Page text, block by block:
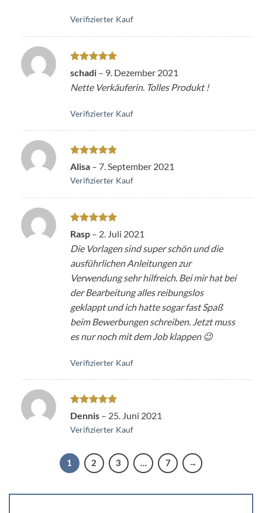
Verifizierter Kauf
Bewertet
mit5von
5
schadi – 9. Dezember 2021
Nette Verkäuferin. Tolles Produkt !
Verifizierter Kauf
Bewertet
mit5
von
5
Alisa – 7. September 2021
Verifizierter Kauf
Bewertet
mit5
von
5
Rasp – 2. Juli 2021
Die Vorlagen sind super schön und die
ausführlichen Anleitungen zur
Verwendung sehr hilfreich. Bei mir hat bei
der Bearbeitung alles reibungslos
geklappt und ich hatte sogar fast Spaß
beim Bewerbungen schreiben. Jetzt muss
es nur noch mit dem Job klappen 😉
Verifizierter Kauf
Bewertet
mit5von
5
Dennis – 25. Juni 2021
Verifizierter Kauf
1 2 3 … 7 →